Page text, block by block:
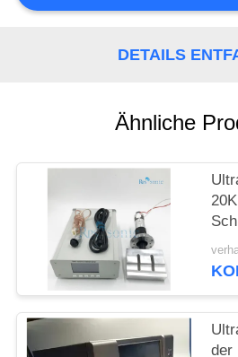
DETAILS
Ähnliche
der